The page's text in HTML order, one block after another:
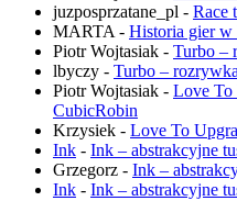
juzposprzatane_pl - Race
MARTA - Historia gier w
Piotr Wojtasiak - Turbo –
lbyczy - Turbo –
Piotr Wojtasiak - Love
CubicRobin
Krzysiek - Love To
Ink - Ink – abstrakcyjne
Grzegorz - Ink –
Ink - Ink – abstrakcyjne